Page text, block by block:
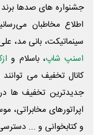
جشنواره های صدها برند
اطلاع مخاطبان
سینماتیکت، بانی مد، علی‌
اسنپ شاپ، باسلام و
کانال تخفیف می
جدیدترین تخفیف ها در
اپراتورهای مخابراتی،
و کتابخوانی و ...